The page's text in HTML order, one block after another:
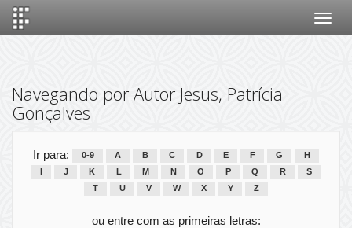
Navegando por Autor Jesus, Patrícia
Gonçalves
Ir para: 0-9 A B C D E F G
H
J K L M N O P Q R
S
T
U V W X Y Z
ou entre com as primeiras letras: